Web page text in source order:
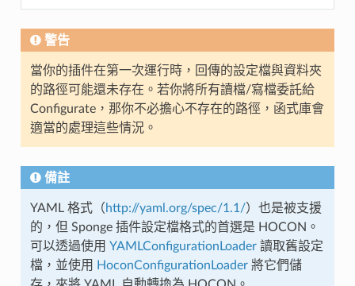
警告
當你的插件在第一次運行時，回傳的設定檔與資料夾
的路徑可能還未存在。若你將所有讀檔/寫檔委託給
Configurate，那你不必擔心不存在的路徑，函式庫會
適當的處理這些情況。
備註
YAML 格式（ http://yaml.org/spec/1.1/）也是被支援
的，但 Sponge 插件設定檔格式的首選是 HOCON。
可以透過使用 YAMLConfigurationLoader讀取舊設定
檔，並使用
HoconConfigurationLoader將它們儲